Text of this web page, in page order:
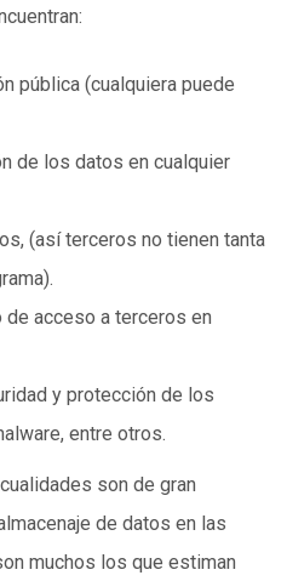
pública (cualquiera puede
de los datos en cualquier
(así terceros no tienen tanta
acceso a terceros en
y protección de los
entre otros.
son de gran
de datos en las
muchos los que estiman